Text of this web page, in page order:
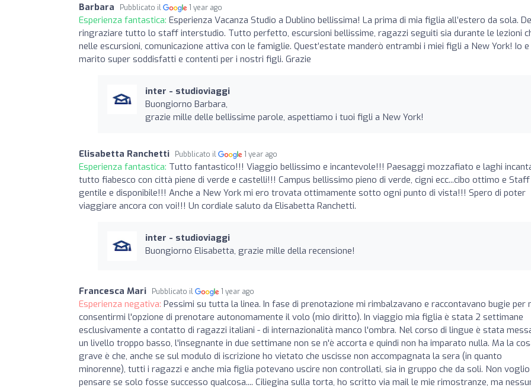
Barbara Pubblicato il 1 year ago
Esperienza fantastica: Esperienza Vacanza Studio a Dublino bellissima! La prima di mia figlia all’estero da sola.
ringraziare tutto lo staff interstudio. Tutto perfetto, escursioni bellissime, ragazzi seguiti sia durante le lezioni
nelle escursioni, comunicazione attiva con le famiglie. Quest’estate manderò entrambi i miei figli a New York! Io
marito super soddisfatti e contenti per i nostri figli. Grazie
inter - studioviaggi
Buongiorno Barbara,
grazie mille delle bellissime parole, aspettiamo i tuoi figli a New York!
Elisabetta Ranchetti Pubblicato il 1 year ago
Esperienza fantastica: Tutto fantastico!!! Viaggio bellissimo e incantevole!!! Paesaggi mozzafiato e laghi
tutto fiabesco con città piene di verde e castelli!!! Campus bellissimo pieno di verde, cigni ecc...cibo ottimo e Staff
gentile e disponibile!!! Anche a New York mi ero trovata ottimamente sotto ogni punto di vista!!! Spero di poter
viaggiare ancora con voi!!! Un cordiale saluto da Elisabetta Ranchetti.
inter - studioviaggi
Buongiorno Elisabetta, grazie mille della recensione!
Francesca Mari Pubblicato il 1 year ago
Esperienza negativa: Pessimi su tutta la linea. In fase di prenotazione mi rimbalzavano e raccontavano bugie per
consentirmi l'opzione di prenotare autonomamente il volo (mio diritto). In viaggio mia figlia è stata 2 settimane
esclusivamente a contatto di ragazzi italiani - di internazionalità manco l'ombra. Nel corso di lingue è stata
un livello troppo basso, l'insegnante in due settimane non se n'è accorta e quindi non ha imparato nulla. Ma la
grave è che, anche se sul modulo di iscrizione ho vietato che uscisse non accompagnata la sera (in quanto
minorenne), tutti i ragazzi e anche mia figlia potevano uscire non controllati, sia in gruppo che da soli. Non voglio
pensare se solo fosse successo qualcosa.... Ciliegina sulla torta, ho scritto via mail le mie rimostranze, ma